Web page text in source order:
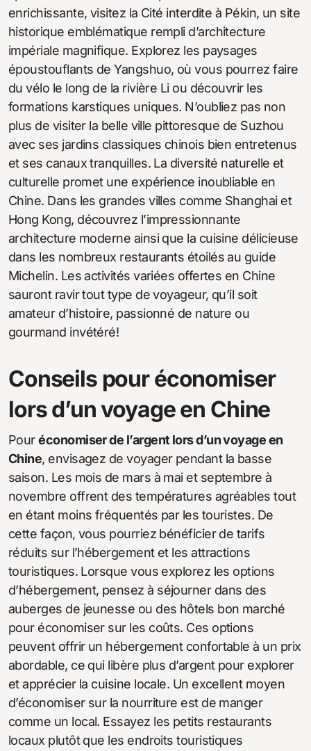
enrichissante, visitez la Cité interdite à Pékin, un site
historique emblématique rempli d’architecture
impériale magnifique. Explorez les paysages
époustouflants de Yangshuo, où vous pourrez faire
du vélo le long de la rivière Li ou découvrir les
formations karstiques uniques. N’oubliez pas non
plus de visiter la belle ville pittoresque de Suzhou
avec ses jardins classiques chinois bien entretenus
et ses canaux tranquilles. La diversité naturelle et
culturelle promet une expérience inoubliable en
Chine. Dans les grandes villes comme Shanghai et
Hong Kong, découvrez l’impressionnante
architecture moderne ainsi que la cuisine délicieuse
dans les nombreux restaurants étoilés au guide
Michelin. Les activités variées offertes en Chine
sauront ravir tout type de voyageur, qu’il soit
amateur d’histoire, passionné de nature ou
gourmand invétéré!
Conseils pour économiser
lors d’un voyage en Chine
Pouréconomiser de l’argent lors d’un voyage en
Chine, envisagez de voyager pendant la basse
saison. Les mois de mars à mai et septembre à
novembre offrent des températures agréables tout
en étant moins fréquentés par les touristes. De
cette façon, vous pourriez bénéficier de tarifs
réduits sur l’hébergement et les attractions
touristiques. Lorsque vous explorez les options
d’hébergement, pensez à séjourner dans des
auberges de jeunesse ou des hôtels bon marché
pour économiser sur les coûts. Ces options
peuvent offrir un hébergement confortable à un prix
abordable, ce qui libère plus d’argent pour explorer
et apprécier la cuisine locale. Un excellent moyen
d’économiser sur la nourriture est de manger
comme un local. Essayez les petits restaurants
locaux plutôt que les endroits touristiques